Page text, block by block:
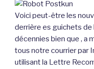
Voici peut-être les
derrière es guichets de
décennies bien que , a
tous notre courrier par
utilisant la Lettre